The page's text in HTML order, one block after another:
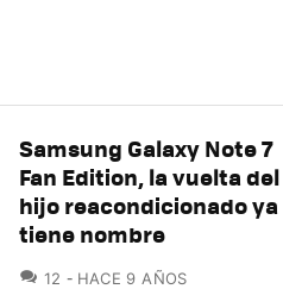
Samsung Galaxy Note 7
Fan Edition, la vuelta del
hijo reacondicionado ya
tiene nombre
12 COMENTARIOS
HACE 9 AÑOS